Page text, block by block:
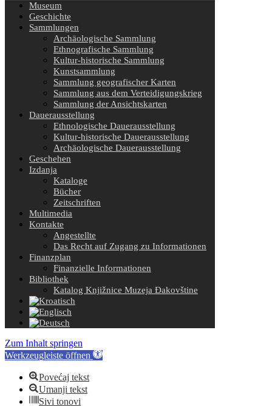
Museum
Geschichte
Sammlungen
Archäologische Sammlung
Ethnografische Sammlung
Kultur-historische Sammlung
Kunstsammlung
Sammlung geografischer Karten
Sammlung aus dem Verteidigungskrieg
Sammlung der Ansichtskarten
Dauerausstellung
Ethnologische Dauerausstellung
Kultur-historische Dauerausstellung
Archäologische Dauerausstellung
Geschehen
Izdanja
Kataloge
Bücher
Zeitschriften
Multimedia
Kontakte
Angestellte
Das Recht auf Zugang zu Informationen
Finanzplan
Finanzielle Informationen
Bibliothek
Katalog Knjižnice Muzeja Đakovštine
Zum Inhalt springen
Werkzeugleiste öffnen
Povećaj tekst
Umanji tekst
Sivi tonovi